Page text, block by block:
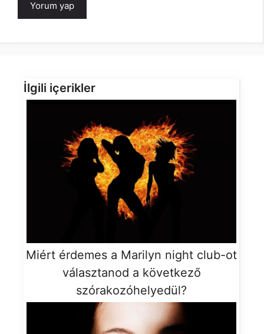
İlgili içerikler
Miért érdemes a Marilyn night club-ot
választanod a következő
szórakozóhelyedül?